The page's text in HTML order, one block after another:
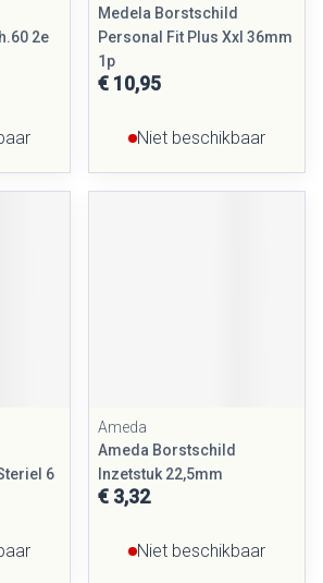
2e
Medela Borstschild
Personal Fit Plus Xxl 36mm
1p
€ 10,95
Niet beschikbaar
6
Ameda
Ameda Borstschild
Inzetstuk 22,5mm
€ 3,32
Niet beschikbaar